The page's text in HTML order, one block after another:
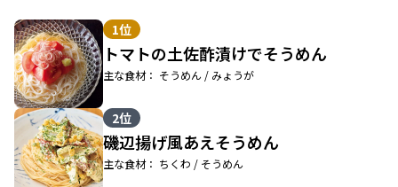
1位
トマトの土佐酢漬けでそうめん
主な食材： そうめん / みょうが
2位
磯辺揚げ風あえそうめん
主な食材： ちくわ / そうめん